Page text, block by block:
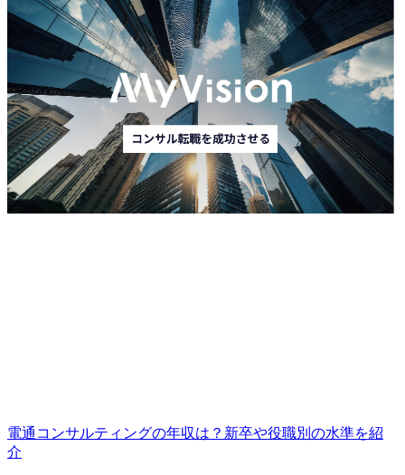
電通コンサルティングの年収は？新卒や役職別の水準を紹
介